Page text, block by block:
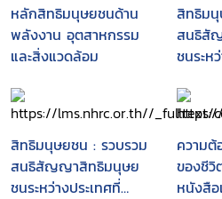
หลักสิทธิมนุษยชนด้าน
พลังงาน อุตสาหกรรม
และสิ่งแวดล้อม
สิทธิม
สนธิสั
ชนระห
สิทธิมนุษยชน : รวบรวม
สนธิสัญญาสิทธิมนุษย
ชนระหว่างประเทศที่
ความต้
ของชีวิ
หนังสือ